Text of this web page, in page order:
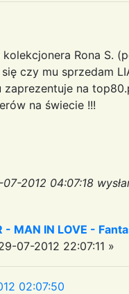
Rona S.
czy mu sprzedam
zaprezentuje na
na świecie !!!
2012 04:07:18
- MAN IN LOVE -
07-2012 22:07:11 »
02:07:50